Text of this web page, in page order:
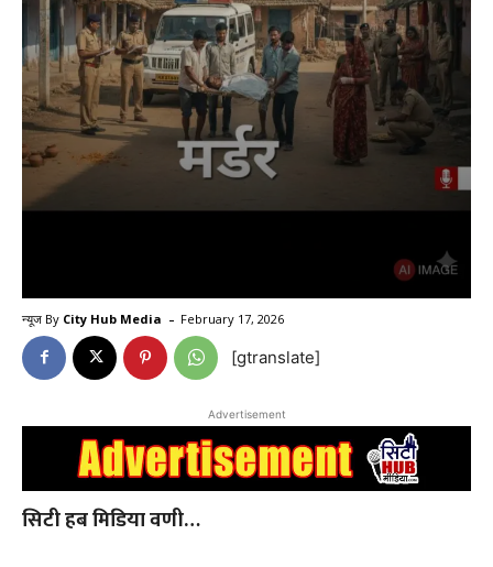
न्यूज By City Hub Media - February 17, 2026
[gtranslate]
Advertisement
सिटी हब मिडिया वणी…